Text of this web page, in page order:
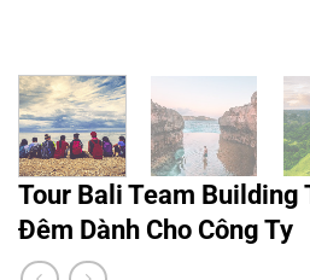
Tour Bali Team Building
Đêm Dành Cho Công Ty